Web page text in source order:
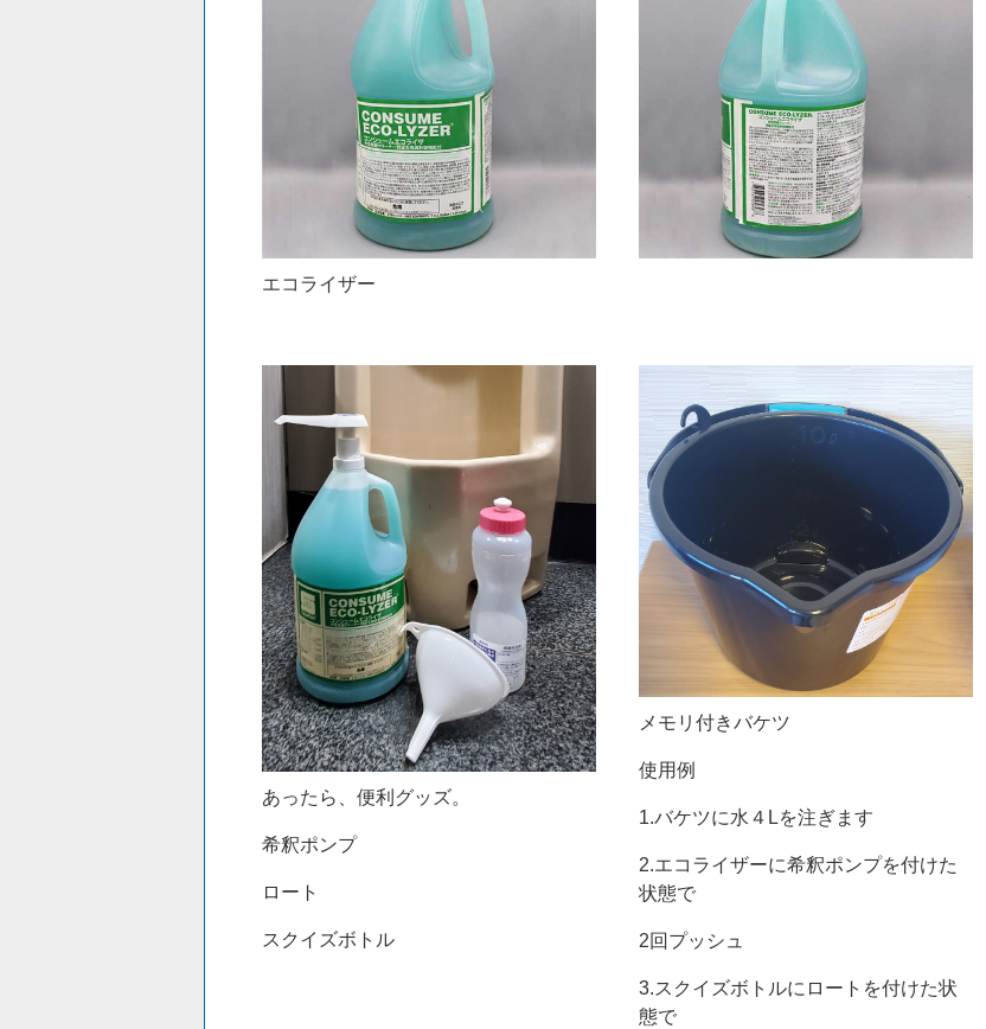
エコライザー
あったら、便利グッズ。
希釈ポンプ
ロート
スクイズボトル
メモリ付きバケツ
使用例
1.バケツに水４Lを注ぎます
2.エコライザーに希釈ポンプを付けた
状態で
2回プッシュ
3.スクイズボトルにロートを付けた状
態で